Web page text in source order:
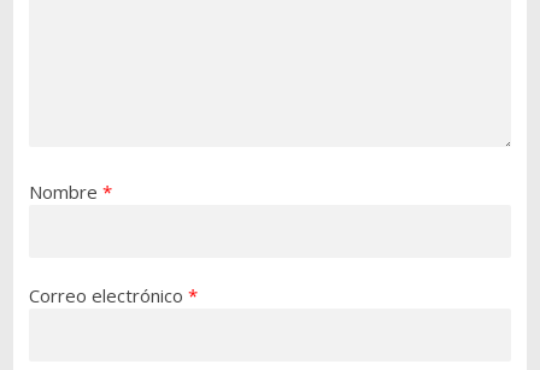
Nombre *
Correo electrónico *